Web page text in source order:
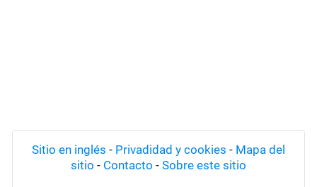
Sitio en inglés - Privadidad y cookies - Mapa del
sitio - Contacto - Sobre este sitio